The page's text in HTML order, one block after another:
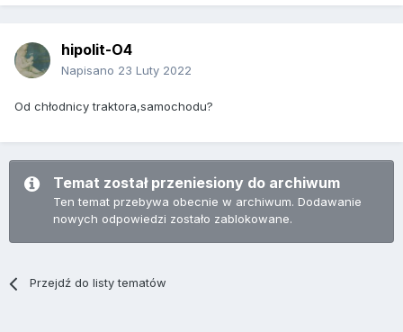
hipolit-O4
Napisano 23 Luty 2022
Od chłodnicy traktora,samochodu?
Temat został przeniesiony do archiwum
Ten temat przebywa obecnie w archiwum. Dodawanie
nowych odpowiedzi zostało zablokowane.
Przejdź do listy tematów